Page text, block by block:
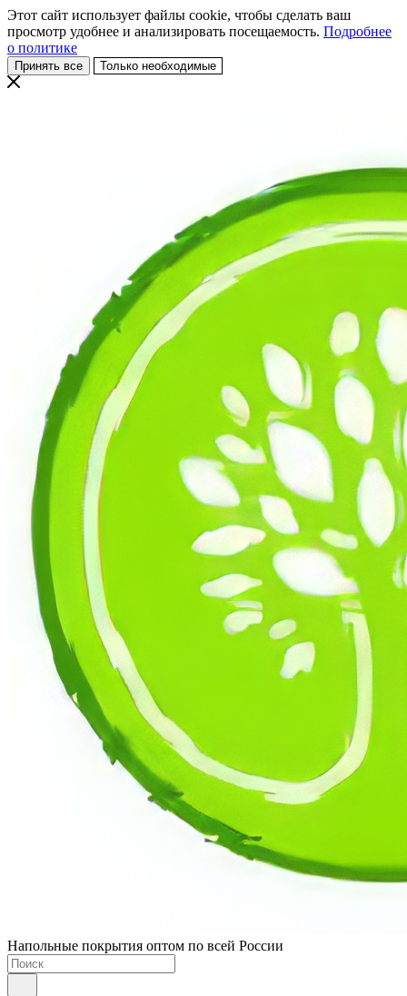
Этот сайт использует файлы cookie, чтобы сделать ваш
просмотр удобнее и анализировать посещаемость. Подробнее
о политике
Принять все Только необходимые
Напольные покрытия оптом по всей России